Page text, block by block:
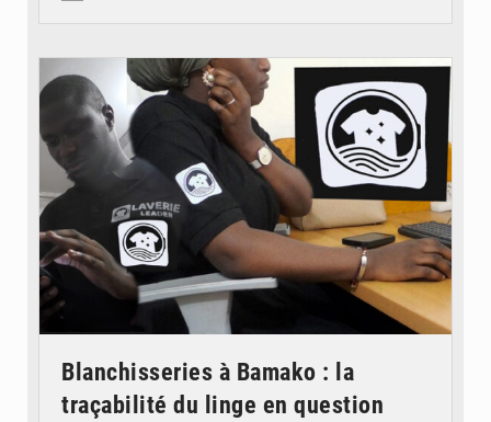
Blanchisseries à Bamako : la
traçabilité du linge en question